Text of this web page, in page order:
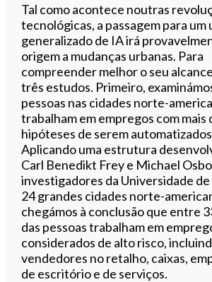
Tal como acontece noutras
tecnológicas, a passagem para um
generalizado de IA irá
origem a mudanças urbanas. Para
compreender melhor o seu
três estudos. Primeiro,
pessoas nas cidades norte-
trabalham em empregos com mais
hipóteses de serem
Aplicando uma estrutura
Carl Benedikt Frey e Michael
investigadores da Universidade
24 grandes cidades norte-
chegámos à conclusão que entre
das pessoas trabalham em
considerados de alto risco,
vendedores no retalho, caixas,
de escritório e de serviços.